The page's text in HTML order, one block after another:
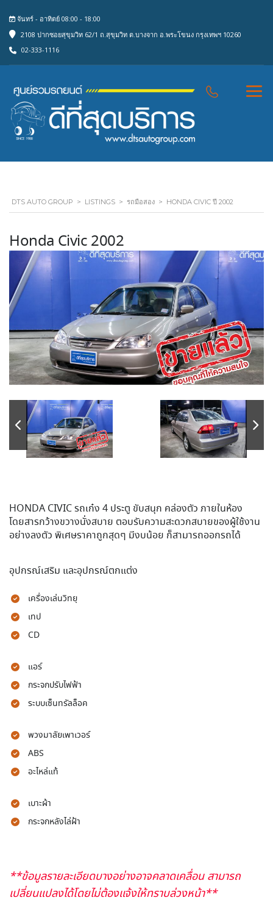
จันทร์ - อาทิตย์ 08:00 - 18:00
2108 ปากซอยสุขุมวิท 62/1 ถ.สุขุมวิท ต.บางจาก อ.พระโขนง กรุงเทพฯ 10260
02-333-1116
DTS AUTO GROUP > LISTINGS > รถมือสอง > HONDA CIVIC ปี 2002
Honda Civic 2002
HONDA CIVIC รถเก๋ง 4 ประตู ขับสนุก คล่องตัว ภายในห้อง
โดยสารกว้างขวางนั่งสบาย ตอบรับความสะดวกสบายของผู้ใช้งาน
อย่างลงตัว พิเศษราคาถูกสุดๆ มีงบน้อย ก็สามารถออกรถได้
อุปกรณ์เสริม และอุปกรณ์ตกแต่ง
เครื่องเล่นวิทยุ
เทป
CD
แอร์
กระจกปรับไฟฟ้า
ระบบเซ็นทรัลล็อค
พวงมาลัยเพาเวอร์
ABS
อะไหล่แท้
เบาะผ้า
กระจกหลังไล่ฝ้า
**ข้อมูลรายละเอียดบางอย่างอาจคลาดเคลื่อน สามารถ
เปลี่ยนแปลงได้โดยไม่ต้องแจ้งให้ทราบล่วงหน้า**